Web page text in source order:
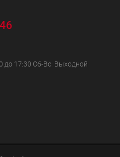
до 17:30 Сб-Вс: Выходной